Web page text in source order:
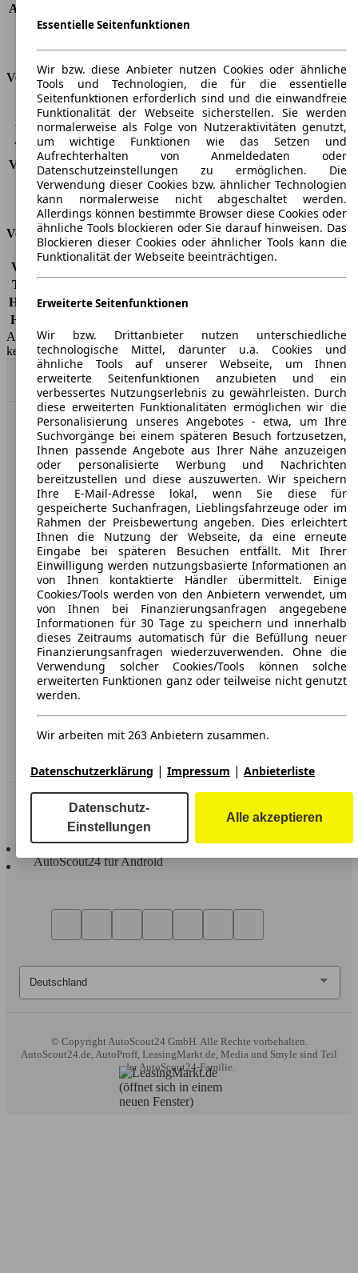
Anhängelast (ungebremst)
Anhängelast (gebremst)
1200 kg
Verbrauch
CO2 Emissionen*
147 g/km (komb.)
Verbrauch (Stadt)
7,6 l/100km
Verbrauch (Land)
5,6 l/100km
Verbrauch (komb.)* 6,3 l/100km
Schadstoffklasse
EU5
Tankinhalt
55 l
Versicherungsklassen
Vollkasko
Teilkasko
Haftpflicht -
HSN/TSN
AutoScout24 GmbH übernimmt für die Richtigkeit der Angaben
keine Gewähr.
Nach Oben
AutoScout24: Europaweit der größte Online-Automarkt.
Unternehmen
Über AutoScout24
Presse
Karriere
Werbung
AGB
Datenschutz
Impressum
Erklärung zur Barrierefreiheit
Service
In Verbindung bleiben
AutoScout24 für iOS
AutoScout24 für Android
© Copyright AutoScout24 GmbH. Alle Rechte vorbehalten.
AutoScout24.de, AutoProff, LeasingMarkt.de, Media und Smyle sind Teil
der AutoScout24-Familie.
Essentielle Seitenfunktionen
Wir bzw. diese Anbieter nutzen Cookies oder ähnliche
Tools und Technologien, die für die essentielle
Seitenfunktionen erforderlich sind und die einwandfreie
Funktionalität der Webseite sicherstellen. Sie werden
normalerweise als Folge von Nutzeraktivitäten genutzt,
um wichtige Funktionen wie das Setzen und
Aufrechterhalten von Anmeldedaten oder
Datenschutzeinstellungen zu ermöglichen. Die
Verwendung dieser Cookies bzw. ähnlicher Technologien
kann normalerweise nicht abgeschaltet werden.
Allerdings können bestimmte Browser diese Cookies oder
ähnliche Tools blockieren oder Sie darauf hinweisen. Das
Blockieren dieser Cookies oder ähnlicher Tools kann die
Funktionalität der Webseite beeinträchtigen.
Erweiterte Seitenfunktionen
Wir bzw. Drittanbieter nutzen unterschiedliche
technologische Mittel, darunter u.a. Cookies und
ähnliche Tools auf unserer Webseite, um Ihnen
erweiterte Seitenfunktionen anzubieten und ein
verbessertes Nutzungserlebnis zu gewährleisten. Durch
diese erweiterten Funktionalitäten ermöglichen wir die
Personalisierung unseres Angebotes - etwa, um Ihre
Suchvorgänge bei einem späteren Besuch fortzusetzen,
Ihnen passende Angebote aus Ihrer Nähe anzuzeigen
oder personalisierte Werbung und Nachrichten
bereitzustellen und diese auszuwerten. Wir speichern
Ihre E-Mail-Adresse lokal, wenn Sie diese für
gespeicherte Suchanfragen, Lieblingsfahrzeuge oder im
Rahmen der Preisbewertung angeben. Dies erleichtert
Ihnen die Nutzung der Webseite, da eine erneute
Eingabe bei späteren Besuchen entfällt. Mit Ihrer
Einwilligung werden nutzungsbasierte Informationen an
von Ihnen kontaktierte Händler übermittelt. Einige
Cookies/Tools werden von den Anbietern verwendet, um
von Ihnen bei Finanzierungsanfragen angegebene
Informationen für 30 Tage zu speichern und innerhalb
dieses Zeitraums automatisch für die Befüllung neuer
Finanzierungsanfragen wiederzuverwenden. Ohne die
Verwendung solcher Cookies/Tools können solche
erweiterten Funktionen ganz oder teilweise nicht genutzt
werden.
Wir arbeiten mit 263 Anbietern zusammen.
Datenschutzerklärung | Impressum | Anbieterliste
Datenschutz-
Einstellungen
Alle akzeptieren